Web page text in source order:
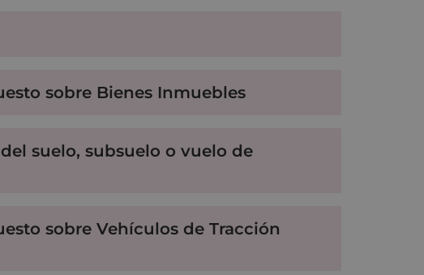
sobre Bienes Inmuebles
suelo, subsuelo o vuelo de
sobre Vehículos de Tracción